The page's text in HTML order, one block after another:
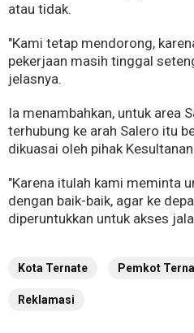
atau tidak.
"Kami tetap mendorong,
pekerjaan masih tinggal
jelasnya.
Ia menambahkan, untuk area
terhubung ke arah Salero itu
dikuasai oleh pihak
"Karena itulah kami meminta
dengan baik-baik, agar ke
diperuntukkan untuk akses
Kota Ternate Pemkot
Reklamasi